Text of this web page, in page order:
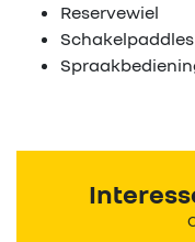
Reservewiel
Schakelpaddles